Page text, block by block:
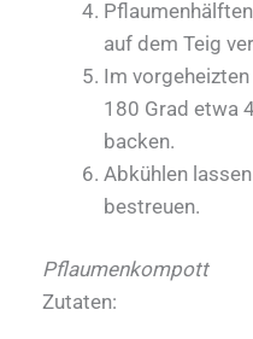
auf dem Teig
Im
180 Grad etwa
backen.
Abkühlen
bestreuen.
Pflaumenkompott
Zutaten: